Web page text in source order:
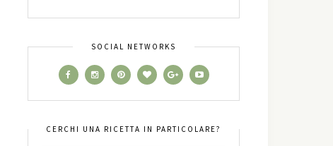
SOCIAL NETWORKS
CERCHI UNA RICETTA IN PARTICOLARE?